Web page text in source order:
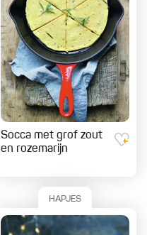
Socca met grof zout
en rozemarijn
HAPJES